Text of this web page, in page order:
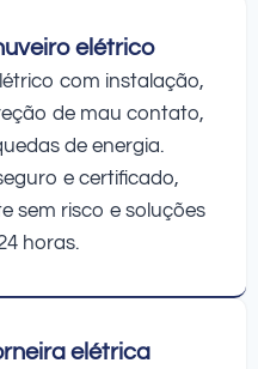
elétrico
com instalação,
de mau contato,
de energia.
e certificado,
sem risco e soluções
horas.
elétrica